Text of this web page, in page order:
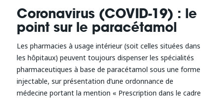
Coronavirus (COVID-19) : le
point sur le paracétamol
Les pharmacies à usage intérieur (soit celles situées dans
les hôpitaux) peuvent toujours dispenser les spécialités
pharmaceutiques à base de paracétamol sous une forme
injectable, sur présentation d’une ordonnance de
médecine portant la mention « Prescription dans le cadre